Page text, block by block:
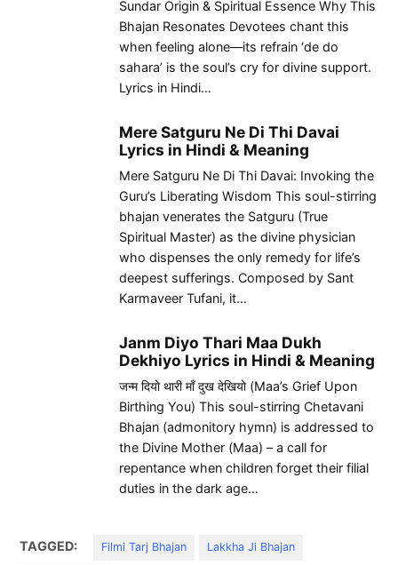
Sundar Origin & Spiritual Essence Why This
Bhajan Resonates Devotees chant this
when feeling alone—its refrain ‘de do
sahara’ is the soul’s cry for divine support.
Lyrics in Hindi…
Mere Satguru Ne Di Thi Davai
Lyrics in Hindi & Meaning
Mere Satguru Ne Di Thi Davai: Invoking the
Guru’s Liberating Wisdom This soul-stirring
bhajan venerates the Satguru (True
Spiritual Master) as the divine physician
who dispenses the only remedy for life’s
deepest sufferings. Composed by Sant
Karmaveer Tufani, it…
Janm Diyo Thari Maa Dukh
Dekhiyo Lyrics in Hindi & Meaning
जन्म दियो थारी माँ दुख देखियो (Maa’s Grief Upon
Birthing You) This soul-stirring Chetavani
Bhajan (admonitory hymn) is addressed to
the Divine Mother (Maa) – a call for
repentance when children forget their filial
duties in the dark age…
TAGGED: Filmi Tarj Bhajan Lakkha Ji Bhajan